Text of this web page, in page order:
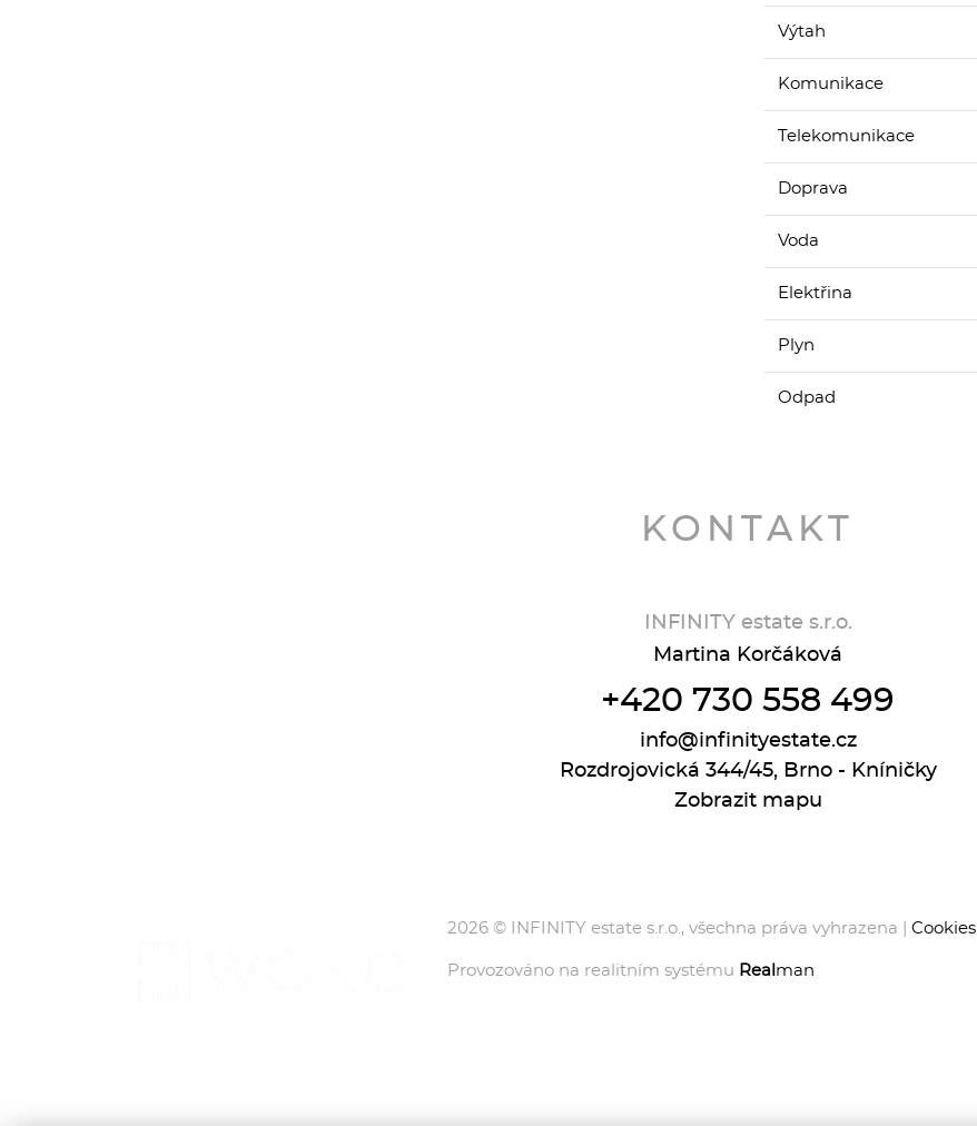
Výtah
Komunikace
Telekomunikace
Doprava
Voda
Elektřina
Plyn
Odpad
KONTAKT
INFINITY estate s.r.o.
Martina Korčáková
+420 730 558 499
info@infinityestate.cz
Rozdrojovická 344/45, Brno - Kníničky
Zobrazit mapu
2026 © INFINITY estate s.r.o., všechna práva vyhrazena | Cookies
Provozováno na realitním systému Real man